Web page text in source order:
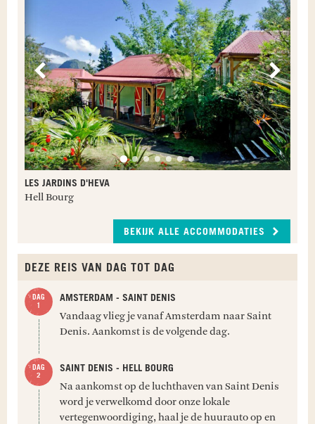
Vorige
LES JARDINS D'HEVA
Hell Bourg
BEKIJK ALLE ACCOMMODATIES
DEZE REIS VAN DAG TOT DAG
AMSTERDAM - SAINT DENIS
Vandaag vlieg je vanaf Amsterdam naar Saint
Denis. Aankomst is de volgende dag.
SAINT DENIS - HELL BOURG
Na aankomst op de luchthaven van Saint Denis
word je verwelkomd door onze lokale
vertegenwoordiging, haal je de huurauto op en